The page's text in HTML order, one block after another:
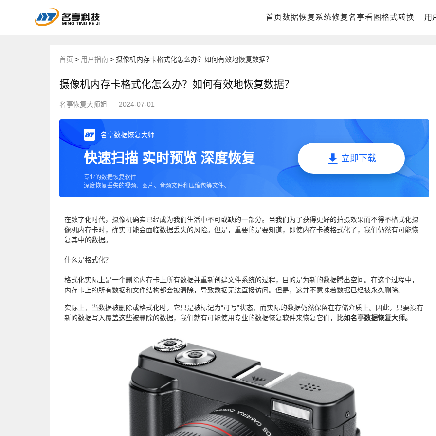
首页数据恢复系统修复名亭看图 格式转换 用
DLL修复中心电脑数据恢复格式化数据恢复 回
首页 > 用户指南 > 摄像机内存卡格式化怎么办？如何有效地恢复数据？
摄像机内存卡格式化怎么办？如何有效地恢复数据？
名亭恢复大师姐 2024-07-01
名亭数据恢复大师
快速扫描 实时预览 深度恢复
专业的数据恢复软件
深度恢复丢失的视频、图片、音频文件和压缩包等文件、
立即下载
在数字化时代，摄像机确实已经成为我们生活中不可或缺的一部分。当我们为了获得更好的拍摄效果而不得不格式化摄
像机内存卡时，确实可能会面临数据丢失的风险。但是，重要的是要知道，即使内存卡被格式化了，我们仍然有可能恢
复其中的数据。
什么是格式化？
格式化实际上是一个删除内存卡上所有数据并重新创建文件系统的过程，目的是为新的数据腾出空间。在这个过程中，
内存卡上的所有数据和文件结构都会被清除，导致数据无法直接访问。但是，这并不意味着数据已经被永久删除。
实际上，当数据被删除或格式化时，它只是被标记为“可写”状态，而实际的数据仍然保留在存储介质上。因此，只要没有
新的数据写入覆盖这些被删除的数据，我们就有可能使用专业的数据恢复软件来恢复它们，
比如名亭数据恢复大师。